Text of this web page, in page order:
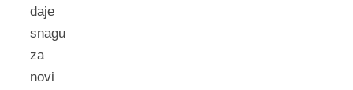
daje
snagu
za
novi